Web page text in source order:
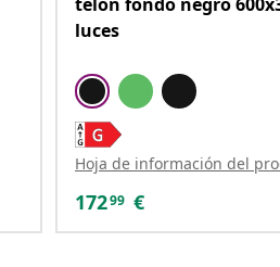
luces
Hoja de información del
17299 €